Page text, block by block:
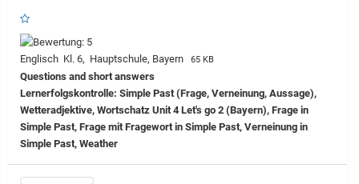
Englisch Kl. 6, Hauptschule, Bayern 65 KB
Questions and short answers
Lernerfolgskontrolle: Simple Past (Frage, Verneinung, Aussage),
Wetteradjektive, Wortschatz Unit 4 Let's go 2 (Bayern), Frage in
Simple Past, Frage mit Fragewort in Simple Past, Verneinung in
Simple Past, Weather